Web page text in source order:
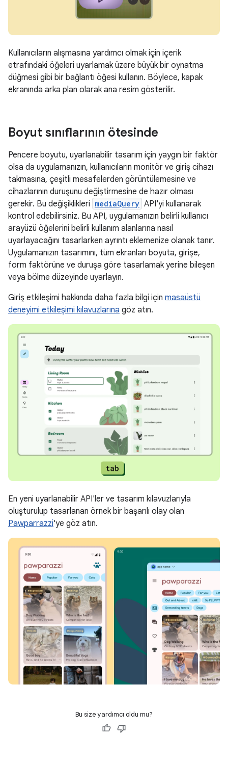
Kullanıcıların alışmasına yardımcı olmak için içerik
etrafındaki öğeleri uyarlamak üzere büyük bir oynatma
düğmesi gibi bir bağlantı öğesi kullanın. Böylece, kapak
ekranında arka plan olarak ana resim gösterilir.
Boyut sınıflarının ötesinde
Pencere boyutu, uyarlanabilir tasarım için yaygın bir faktör
olsa da uygulamanızın, kullanıcıların monitör ve giriş cihazı
takmasına, çeşitli mesafelerden görüntülemesine ve
cihazlarının duruşunu değiştirmesine de hazır olması
gerekir. Bu değişiklikleri mediaQuery API'yi kullanarak
kontrol edebilirsiniz. Bu API, uygulamanızın belirli kullanıcı
arayüzü öğelerini belirli kullanım alanlarına nasıl
uyarlayacağını tasarlarken ayrıntı eklemenize olanak tanır.
Uygulamanızın tasarımını, tüm ekranları boyuta, girişe,
form faktörüne ve duruşa göre tasarlamak yerine bileşen
veya bölme düzeyinde uyarlayın.
Giriş etkileşimi hakkında daha fazla bilgi için masaüstü
deneyimi etkileşimi kılavuzlarına göz atın.
En yeni uyarlanabilir API'ler ve tasarım kılavuzlarıyla
oluşturulup tasarlanan örnek bir başarılı olay olan
Pawparrazzi'ye göz atın.
Bu size yardımcı oldu mu?